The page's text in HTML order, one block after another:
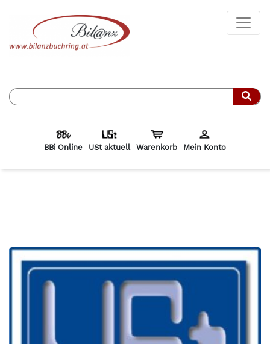
BBi Online USt aktuell Warenkorb Mein Konto